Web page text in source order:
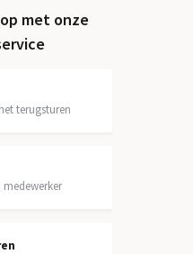
met onze
terugsturen